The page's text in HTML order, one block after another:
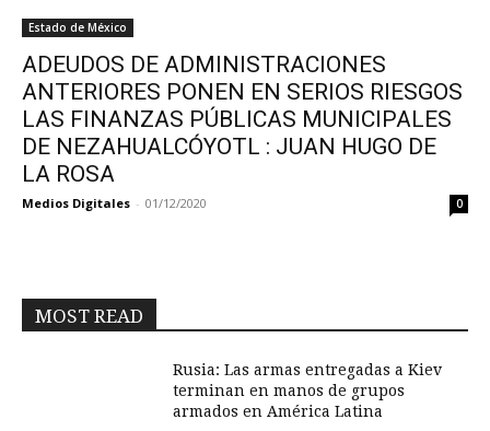
Estado de México
ADEUDOS DE ADMINISTRACIONES
ANTERIORES PONEN EN SERIOS RIESGOS
LAS FINANZAS PÚBLICAS MUNICIPALES
DE NEZAHUALCÓYOTL : JUAN HUGO DE
LA ROSA
Medios Digitales - 01/12/2020 0
MOST READ
Rusia: Las armas entregadas a Kiev
terminan en manos de grupos
armados en América Latina